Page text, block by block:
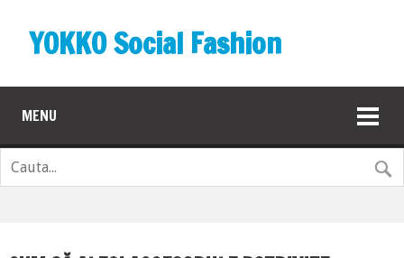
YOKKO Social Fashion
MENU